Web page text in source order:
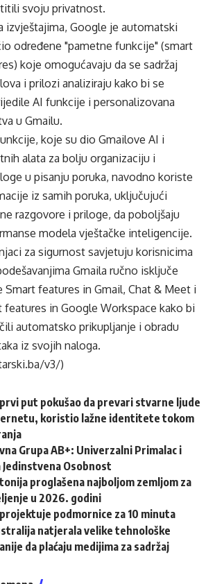
svoju privatnost.
izvještajima, Google je automatski
određene "pametne funkcije" (smart
koje omogućavaju da se sadržaj
i prilozi analiziraju kako bi se
AI funkcije i personalizovana
u Gmailu.
koje su dio Gmailove AI i
alata za bolju organizaciju i
u pisanju poruka, navodno koriste
iz samih poruka, uključujući
razgovore i priloge, da poboljšaju
modela vještačke inteligencije.
za sigurnost savjetuju korisnicima
Gmaila ručno isključe
Smart features in Gmail, Chat & Meet i
features in Google Workspace kako bi
automatsko prikupljanje i obradu
iz svojih naloga.
v3/)
put pokušao da prevari stvarne ljude
koristio lažne identitete tokom
Grupa AB+: Univerzalni Primalac i
Jedinstvena Osobnost
proglašena najboljom zemljom za
u 2026. godini
podmornice za 10 minuta
natjerala velike tehnološke
da plaćaju medijima za sadržaj